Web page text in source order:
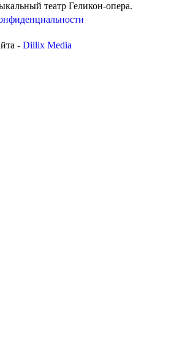
театр Геликон-опера.
- Dillix Media